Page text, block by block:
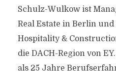
Schulz-Wulkow ist
Real Estate in Berlin und
Hospitality &
die DACH-Region von
als 25 Jahre